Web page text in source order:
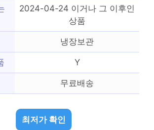
2024-04-24 이거나 그 이후인
상품
냉장보관
Y
무료배송
최저가 확인